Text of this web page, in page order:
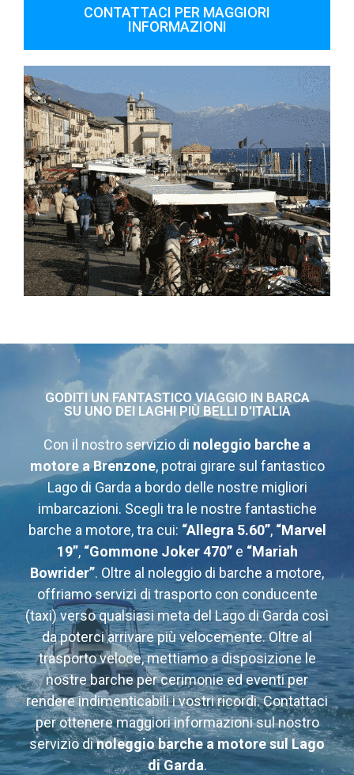
CONTATTACI PER MAGGIORI
INFORMAZIONI
GODITI UN FANTASTICO VIAGGIO IN BARCA
SU UNO DEI LAGHI PIÙ BELLI D'ITALIA
Con il nostro servizio di noleggio barche a
motore a Brenzone, potrai girare sul fantastico
Lago di Garda a bordo delle nostre migliori
imbarcazioni. Scegli tra le nostre fantastiche
barche a motore, tra cui: “Allegra 5.60”, “Marvel
19”, “Gommone Joker 470”e “Mariah
Bowrider”. Oltre al noleggio di barche a motore,
offriamo servizi di trasporto con conducente
(taxi) verso qualsiasi meta del Lago di Garda così
da poterci arrivare più velocemente. Oltre al
trasporto veloce, mettiamo a disposizione le
nostre barche per cerimonie ed eventi per
rendere indimenticabili i vostri ricordi. Contattaci
per ottenere maggiori informazioni sul nostro
servizio dinoleggio barche a motore sul Lago
di Garda.